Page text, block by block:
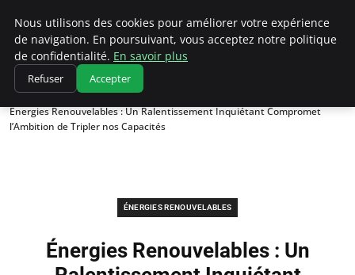
Climatedebtagents
Accueil
Énergies Renouvelables
Énergies Renouvelables : Un Ralentissement Inquiétant Compromet
l’Ambition de Tripler nos Capacités
ÉNERGIES RENOUVELABLES
Énergies Renouvelables : Un
Nous utilisons des cookies pour améliorer votre expérience
de navigation. En poursuivant, vous acceptez notre politique
de confidentialité. En savoir plus
Refuser Accepter